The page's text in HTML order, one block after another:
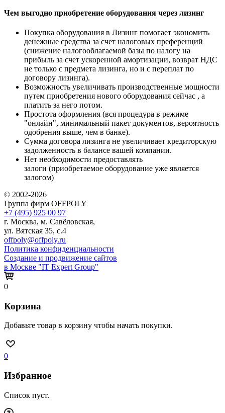
Чем выгодно приобретение оборудования через лизинг
Покупка оборудования в Лизинг помогает экономить
денежные средства за счет налоговых преференций
(снижение налогооблагаемой базы по налогу на
прибыль за счет ускоренной амортизации, возврат НДС
не только с предмета лизинга, но и с переплат по
договору лизинга).
Возможность увеличивать производственные мощности
путем приобретения нового оборудования сейчас , а
платить за него потом.
Простота оформления (вся процедура в режиме
"онлайн", минимальный пакет документов, вероятность
одобрения выше, чем в банке).
Сумма договора лизинга не увеличивает кредиторскую
задолженность в балансе вашей компании.
Нет необходимости предоставлять
залоги (приобретаемое оборудование уже является
залогом)
© 2002-2026
Группа фирм OFFPOLY
+7 (495) 925 00 97
г. Москва, м. Савёловская,
ул. Вятская 35, с.4
offpoly@offpoly.ru
Политика конфиденциальности
Создание и продвижение сайтов
в Москве "IT Expert Group"
0
Корзина
Добавьте товар в корзину чтобы начать покупки.
0
Избранное
Список пуст.